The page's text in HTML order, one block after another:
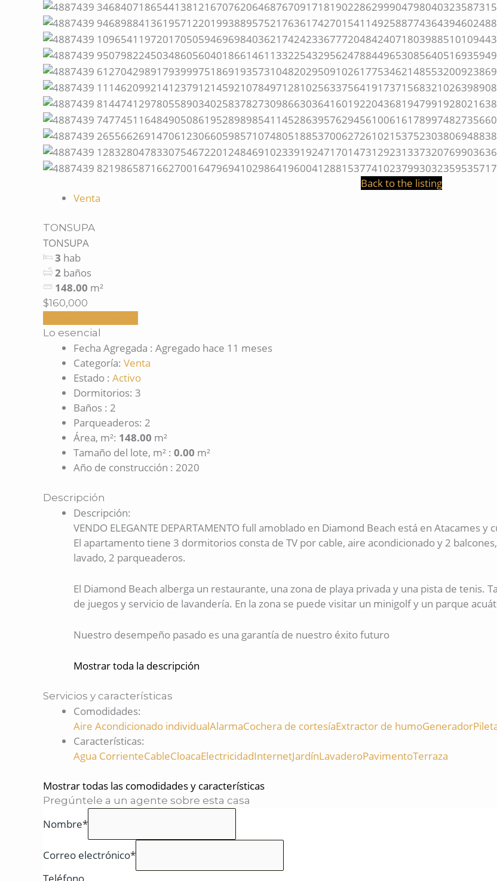
Back to the listing
Venta
TONSUPA
TONSUPA
3 hab
2 baños
148.00 m²
$160,000
Lo esencial
Fecha Agregada : Agregado hace 11 meses
Categoría: Venta
Estado : Activo
Dormitorios: 3
Baños : 2
Parqueaderos: 2
Área, m²: 148.00 m²
Tamaño del lote, m² : 0.00 m²
Año de construcción : 2020
Descripción
Descripción:
VENDO ELEGANTE DEPARTAMENTO full amoblado en Diamond Beach está en Atacames
El apartamento tiene 3 dormitorios consta de TV por cable, aire acondicionado y 2
lavado, 2 parqueaderos.
El Diamond Beach alberga un restaurante, una zona de playa privada y una pista de tenis.
de juegos y servicio de lavandería. En la zona se puede visitar un minigolf y un parque
Nuestro desempeño pasado es una garantía de nuestro éxito futuro
Mostrar toda la descripción
Servicios y características
Comodidades:
Aire Acondicionado individualAlarmaCochera de cortesíaExtractor de humoGenerador
Características:
Agua CorrienteCableCloacaElectricidadInternetJardínLavaderoPavimentoTerraza
Mostrar todas las comodidades y características
Pregúntele a un agente sobre esta casa
Nombre*
Correo electrónico*